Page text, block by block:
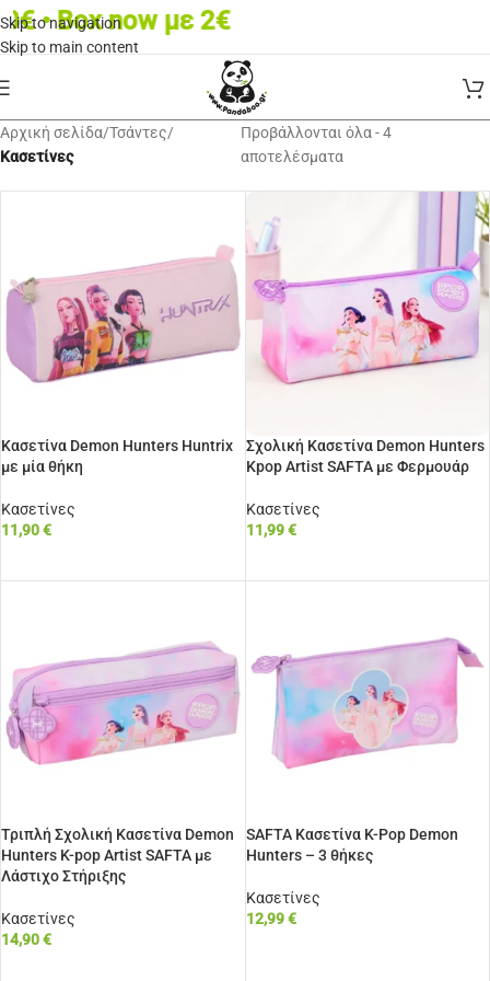
Skip to navigation
Skip to main content
Box now με 2€
Αρχική σελίδα/Τσάντες/
Κασετίνες
Προβάλλονται όλα - 4
αποτελέσματα
Κασετίνα Demon Hunters Huntrix
με μία θήκη
Κασετίνες
11,90€
Σχολική Κασετίνα Demon Hunters
Kpop Artist SAFTA με Φερμουάρ
Κασετίνες
11,99€
Τριπλή Σχολική Κασετίνα Demon
Hunters K-pop Artist SAFTA με
Λάστιχο Στήριξης
Κασετίνες
14,90€
SAFTA Κασετίνα K-Pop Demon
Hunters – 3 θήκες
Κασετίνες
12,99€